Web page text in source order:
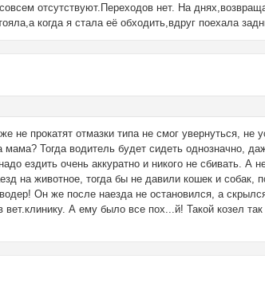
отсутствуют.Переходов нет. На
когда я стала её обходить,вдруг поехала
не прокатят отмазки типа не смог увернуться, не
Тогда водитель будет сидеть однозначно,
ездить очень аккуратно и никого не сбивать. А
на животное, тогда бы не давили кошек и собак,
Он же после наезда не остановился, а
А ему было все пох...й! Такой козел